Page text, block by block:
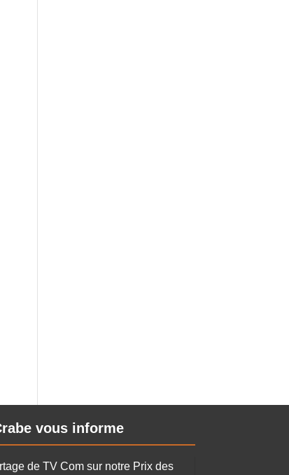
- Formation "Cultive ton projet" []
vous informe
de TV Com sur notre Prix des